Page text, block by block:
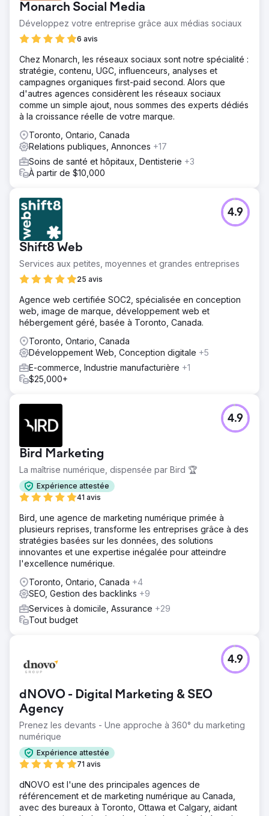
Monarch Social Media
Développez votre entreprise grâce aux médias sociaux
6 avis
Chez Monarch, les réseaux sociaux sont notre spécialité :
stratégie, contenu, UGC, influenceurs, analyses et
campagnes organiques first-paid second. Alors que
d'autres agences considèrent les réseaux sociaux
comme un simple ajout, nous sommes des experts dédiés
à la croissance réelle de votre marque.
Toronto, Ontario, Canada
Relations publiques, Annonces +17
Soins de santé et hôpitaux, Dentisterie +3
À partir de $10,000
Shift8 Web
Services aux petites, moyennes et grandes entreprises
25 avis
4.9
Agence web certifiée SOC2, spécialisée en conception
web, image de marque, développement web et
hébergement géré, basée à Toronto, Canada.
Toronto, Ontario, Canada
Développement Web, Conception digitale +5
E-commerce, Industrie manufacturière +1
$25,000+
Bird Marketing
La maîtrise numérique, dispensée par Bird 🏆
Expérience attestée
41 avis
4.9
Bird, une agence de marketing numérique primée à
plusieurs reprises, transforme les entreprises grâce à des
stratégies basées sur les données, des solutions
innovantes et une expertise inégalée pour atteindre
l'excellence numérique.
Toronto, Ontario, Canada +4
SEO, Gestion des backlinks +9
Services à domicile, Assurance +29
Tout budget
dNOVO - Digital Marketing & SEO
Agency
Prenez les devants - Une approche à 360° du marketing
numérique
Expérience attestée
71 avis
4.9
dNOVO est l'une des principales agences de
référencement et de marketing numérique au Canada,
avec des bureaux à Toronto, Ottawa et Calgary, aidant